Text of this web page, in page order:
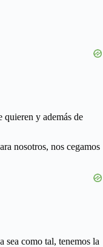
quieren y además de
nosotros, nos cegamos
sea como tal, tenemos la